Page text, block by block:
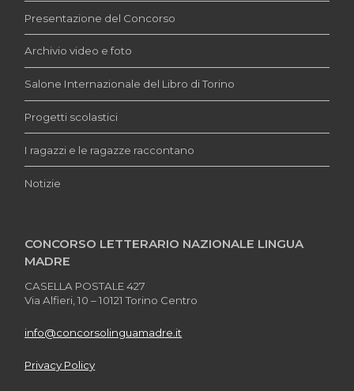
Presentazione del Concorso
Archivio video e foto
Salone Internazionale del Libro di Torino
Progetti scolastici
I ragazzi e le ragazze raccontano
Notizie
CONCORSO LETTERARIO NAZIONALE LINGUA
MADRE
CASELLA POSTALE 427
Via Alfieri, 10 – 10121 Torino Centro
info@concorsolinguamadre.it
Privacy Policy